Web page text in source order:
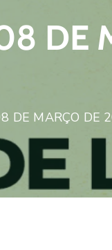
DE
DE MARÇO DE